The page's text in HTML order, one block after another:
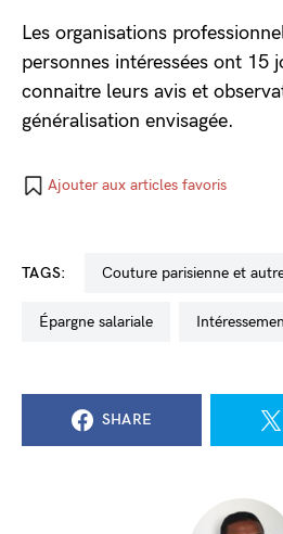
Les organisations
personnes intéressées ont 15
connaitre leurs avis et
généralisation envisagée.
Ajouter aux articles favoris
TAGS: couture parisienne et
épargne salariale
SHARE